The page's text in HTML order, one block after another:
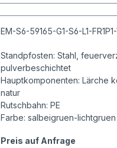
EM-S6-59165-G1-S6-L1-
Standpfosten: Stahl,
pulverbeschichtet
Hauptkomponenten: Lärche
natur
Rutschbahn: PE
Farbe: salbeigruen-lichtgruen
Preis auf Anfrage